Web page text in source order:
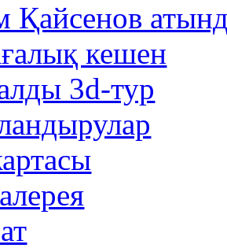
Қайсенов
кешен
3d-тур